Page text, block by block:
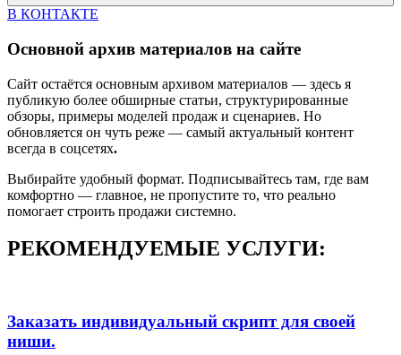
В КОНТАКТЕ
Основной архив материалов на сайте
Сайт остаётся основным архивом материалов — здесь я
публикую более обширные статьи, структурированные
обзоры, примеры моделей продаж и сценариев. Но
обновляется он чуть реже — самый актуальный контент
всегда в соцсетях.
Выбирайте удобный формат. Подписывайтесь там, где вам
комфортно — главное, не пропустите то, что реально
помогает строить продажи системно.
РЕКОМЕНДУЕМЫЕ УСЛУГИ:
Заказать индивидуальный скрипт для своей
ниши.